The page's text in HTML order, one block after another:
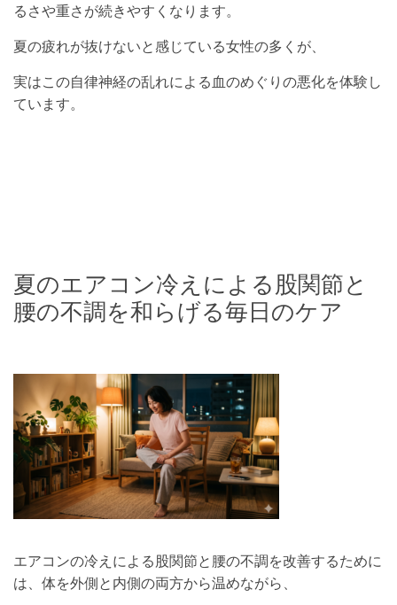
るさや重さが続きやすくなります。
夏の疲れが抜けないと感じている女性の多くが、
実はこの自律神経の乱れによる血のめぐりの悪化を体験し
ています。
夏のエアコン冷えによる股関節と
腰の不調を和らげる毎日のケア
エアコンの冷えによる股関節と腰の不調を改善するために
は、体を外側と内側の両方から温めながら、